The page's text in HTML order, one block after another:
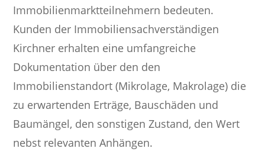
Immobilienmarktteilnehmern bedeuten.
Kunden der Immobiliensachverständigen
Kirchner erhalten eine umfangreiche
Dokumentation über den den
Immobilienstandort (Mikrolage, Makrolage) die
zu erwartenden Erträge, Bauschäden und
Baumängel, den sonstigen Zustand, den Wert
nebst relevanten Anhängen.